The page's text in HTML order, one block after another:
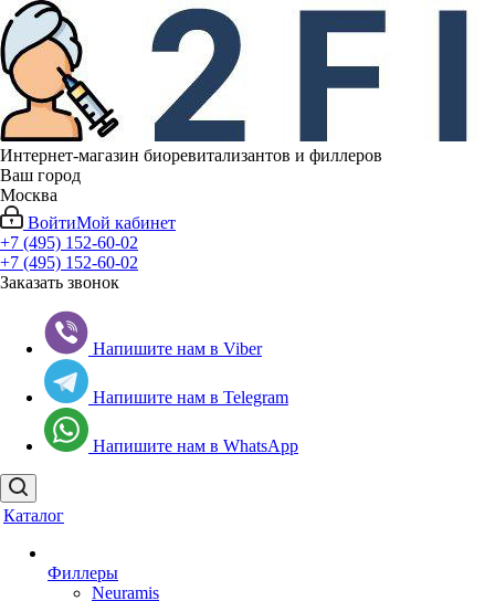
Интернет-магазин биоревитализантов и филлеров
Ваш город
Москва
ВойтиМой кабинет
+7 (495) 152-60-02
+7 (495) 152-60-02
Заказать звонок
Напишите нам в Viber
Напишите нам в Telegram
Напишите нам в WhatsApp
Каталог
Филлеры
Neuramis